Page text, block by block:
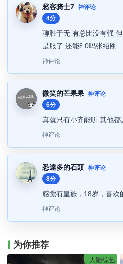
愁容骑士7 神评论
4分
聊胜于无 有总比没有强
是服了 还能8.0吗张绍刚
神评论
微笑的芒果果 神评论
6分
真就只有小齐能听 其他都
神评论
悉達多的石頭 神评论
8分
感觉有皇族，18岁，喜欢
神评论
为你推荐
大陆综艺